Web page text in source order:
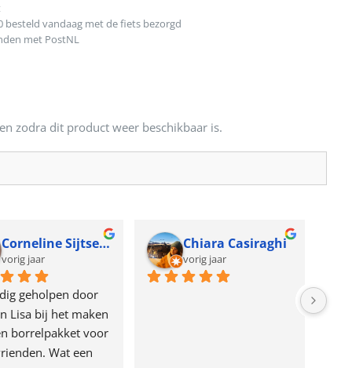
besteld vandaag met de fiets bezorgd
met PostNL
zodra dit product weer beschikbaar is.
Corneline Sijtsema
vorig jaar
geholpen door
Lisa bij het maken
borrelpakket voor
Wat een
Chiara Casiraghi
vorig jaar